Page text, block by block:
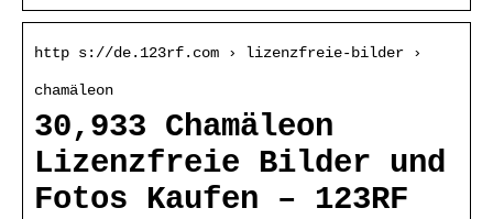
http s://de.123rf.com › lizenzfreie-bilder ›
chamäleon
30,933 Chamäleon
Lizenzfreie Bilder und
Fotos Kaufen – 123RF